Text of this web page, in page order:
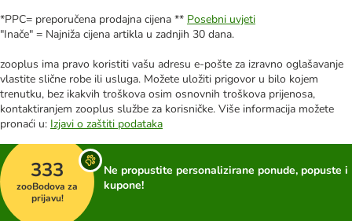
*PPC= preporučena prodajna cijena ** Posebni uvjeti
"Inače" = Najniža cijena artikla u zadnjih 30 dana.
zooplus ima pravo koristiti vašu adresu e-pošte za izravno oglašavanje
vlastite slične robe ili usluga. Možete uložiti prigovor u bilo kojem
trenutku, bez ikakvih troškova osim osnovnih troškova prijenosa,
kontaktiranjem zooplus službe za korisničke. Više informacija možete
pronaći u: Izjavi o zaštiti podataka
333
zooBodova za
prijavu!
Ne propustite personalizirane ponude, popuste i
kupone!